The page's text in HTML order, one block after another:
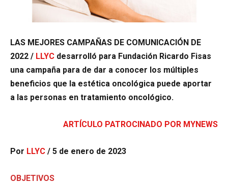
LAS MEJORES CAMPAÑAS DE COMUNICACIÓN DE
2022 / LLYC desarrolló para Fundación Ricardo Fisas
una campaña para de dar a conocer los múltiples
beneficios que la estética oncológica puede aportar
a las personas en tratamiento oncológico.
ARTÍCULO PATROCINADO POR MYNEWS
Por LLYC / 5 de enero de 2023
OBJETIVOS